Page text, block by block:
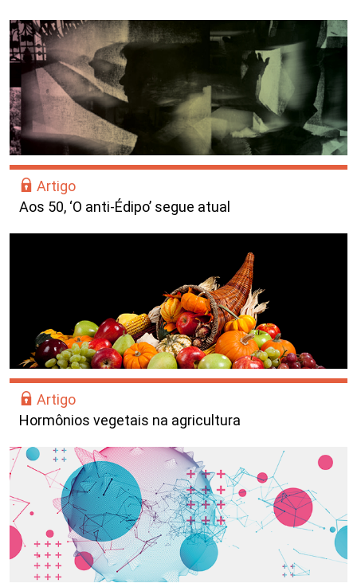
Artigo
Aos 50, ‘O anti-Édipo’ segue atual
Artigo
Hormônios vegetais na agricultura